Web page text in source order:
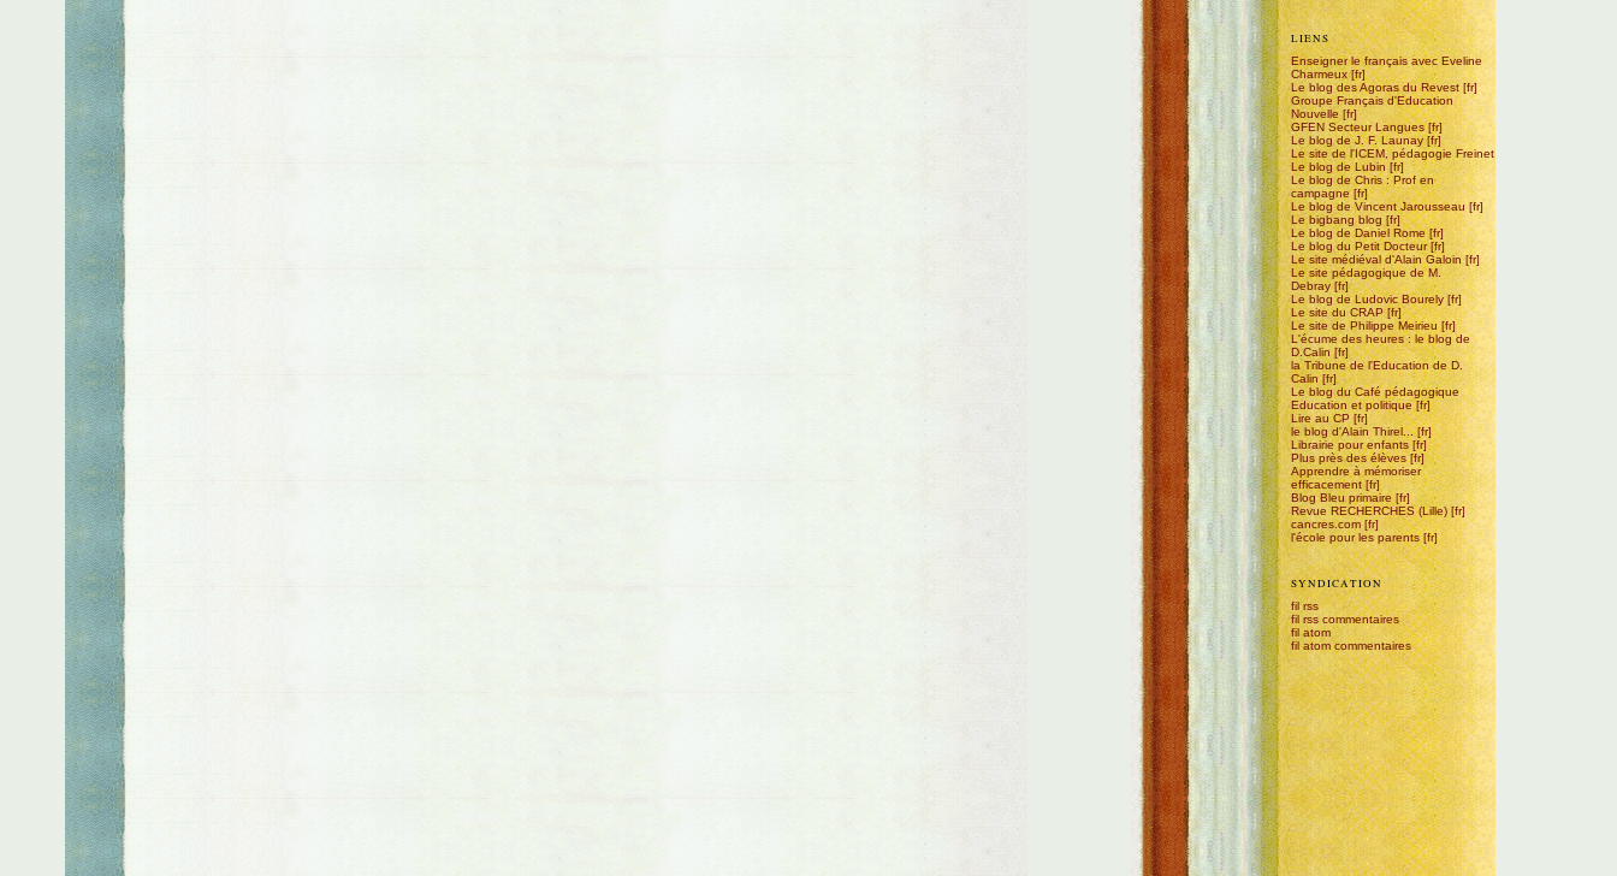
LIENS
Enseigner le français avec Eveline
Charmeux
Le blog des Agoras du Revest
Groupe Français d'Education
Nouvelle
GFEN Secteur Langues
Le blog de J. F. Launay
Le site de l'ICEM, pédagogie Freinet
Le blog de Lubin
Le blog de Chris : Prof en
campagne
Le blog de Vincent Jarousseau
Le bigbang blog
Le blog de Daniel Rome
Le blog du Petit Docteur
Le site médiéval d'Alain Galoin
Le site pédagogique de M.
Debray
Le blog de Ludovic Bourely
Le site du CRAP
Le site de Philippe Meirieu
L'écume des heures : le blog de
D.Calin
la Tribune de l'Education de D.
Calin
Le blog du Café pédagogique
Education et politique
Lire au CP
le blog d'Alain Thirel...
Librairie pour enfants
Plus près des élèves
Apprendre à mémoriser
efficacement
Blog Bleu primaire
Revue RECHERCHES (Lille)
cancres.com
l'école pour les parents
SYNDICATION
fil rss
fil rss commentaires
fil atom
fil atom commentaires